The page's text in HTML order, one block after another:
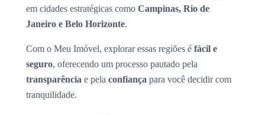
em cidades estratégicas como Campinas, Rio de
Janeiro e Belo Horizonte.
Com o Meu Imóvel, explorar essas regiões é fácil e
seguro, oferecendo um processo pautado pela
transparência e pela confiança para você decidir com
tranquilidade.